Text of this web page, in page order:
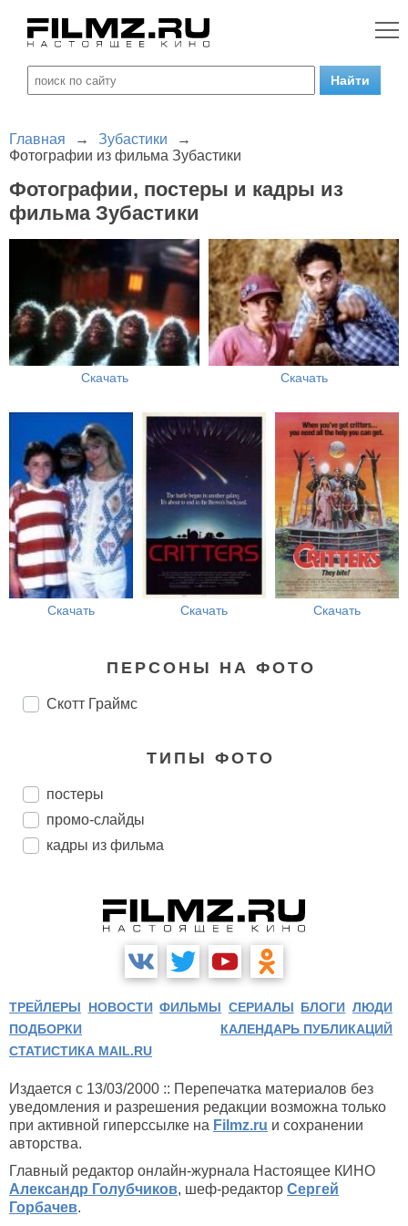
Главная → Зубастики
→
Фотографии из фильма Зубастики
Фотографии, постеры и кадры из
фильма Зубастики
Скачать Скачать
Скачать Скачать Скачать
ПЕРСОНЫ НА ФОТО
Скотт Граймс
ТИПЫ ФОТО
постеры
промо-слайды
кадры из фильма
ТРЕЙЛЕРЫ НОВОСТИ ФИЛЬМЫ СЕРИАЛЫ БЛОГИ ЛЮДИ
ПОДБОРКИ
КАЛЕНДАРЬ ПУБЛИКАЦИЙ
СТАТИСТИКА MAIL.RU
Издается с 13/03/2000 :: Перепечатка материалов без
уведомления и разрешения редакции возможна только
при активной гиперссылке на Filmz.ru и сохранении
авторства.
Главный редактор онлайн-журнала Настоящее КИНО
Александр Голубчиков, шеф-редактор Сергей
Горбачев.